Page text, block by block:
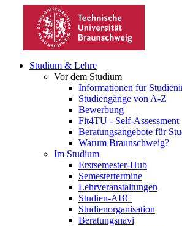
Studium & Lehre
Vor dem Studium
Informationen für
Studiengänge von A-Z
Bewerbung
Fit4TU - Self-Assessment
Beratungsangebote für
Warum Braunschweig?
Im Studium
Erstsemester-Hub
Semestertermine
Lehrveranstaltungen
Studien-ABC
Studienorganisation
Beratungsnavi